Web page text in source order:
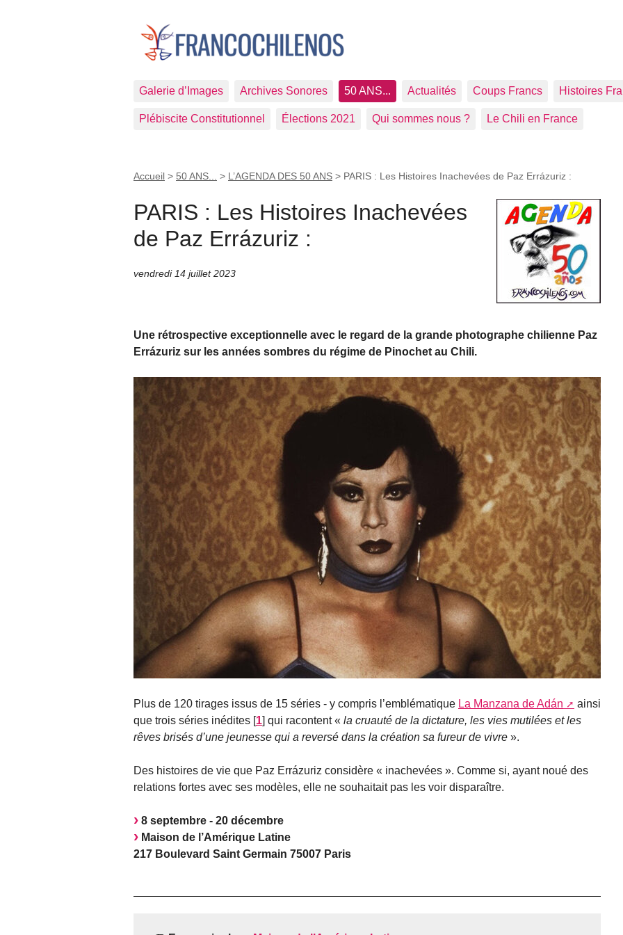
Galerie d’Images Archives Sonores 50 ANS... Actualités Coups Francs Histoires
Plébiscite Constitutionnel Élections 2021 Qui sommes nous ? Le Chili en France
Accueil > 50 ANS... > L’AGENDA DES 50 ANS > PARIS : Les Histoires Inachevées de Paz Errázuriz :
PARIS : Les Histoires Inachevées
de Paz Errázuriz :
vendredi 14 juillet 2023
Une rétrospective exceptionnelle avec le regard de la grande photographe chilienne Paz
Errázuriz sur les années sombres du régime de Pinochet au Chili.
Plus de 120 tirages issus de 15 séries - y compris l’emblématique La Manzana de Adán
ainsi
que trois séries inédites [1] qui racontent « la cruauté de la dictature, les vies mutilées et les
rêves brisés d’une jeunesse qui a reversé dans la création sa fureur de vivre ».
Des histoires de vie que Paz Errázuriz considère « inachevées ». Comme si, ayant noué des
relations fortes avec ses modèles, elle ne souhaitait pas les voir disparaître.
8 septembre - 20 décembre
Maison de l’Amérique Latine
217 Boulevard Saint Germain 75007 Paris